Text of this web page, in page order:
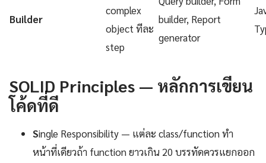
Builder
complex
object ทีละ
step
builder, Report
generator
SOLID Principles — หลักการเขียน
โค้ดที่ดี
Single Responsibility — แต่ละ class/function ทำ
หน้าที่เดียวถ้า function ยาวเกิน 20 บรรทัดควรแยกออก